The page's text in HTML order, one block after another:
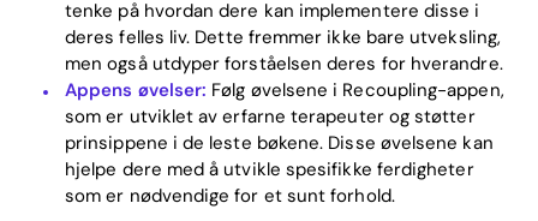
tenke på hvordan dere kan implementere disse i
deres felles liv. Dette fremmer ikke bare utveksling,
men også utdyper forståelsen deres for hverandre.
Appens øvelser: Følg øvelsene i Recoupling-appen,
som er utviklet av erfarne terapeuter og støtter
prinsippene i de leste bøkene. Disse øvelsene kan
hjelpe dere med å utvikle spesifikke ferdigheter
som er nødvendige for et sunt forhold.